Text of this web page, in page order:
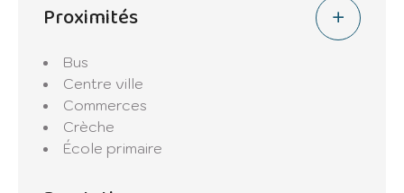
Vous souhaitez plus d'information et visiter
ce bien spécialement sélectionné par
Quentin GALLOT IMMOBILIER. Contactez-
nous au O67O756938.
Proximités
Bus
Centre ville
Commerces
Crèche
École primaire